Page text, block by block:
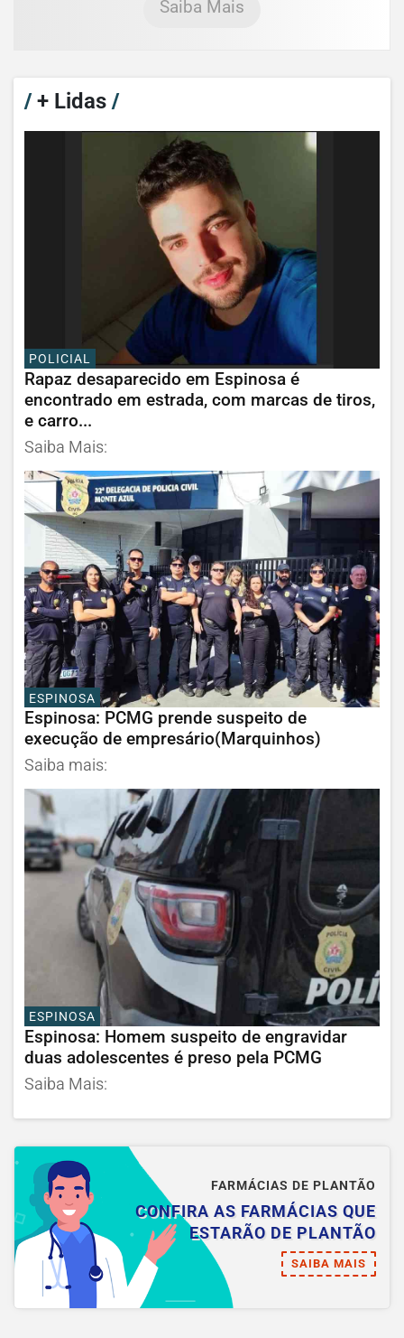
Saiba Mais
/+ Lidas /
POLICIAL
Rapaz desaparecido em Espinosa é
encontrado em estrada, com marcas de tiros,
e carro...
Saiba Mais:
ESPINOSA
Espinosa: PCMG prende suspeito de
execução de empresário(Marquinhos)
Saiba mais:
ESPINOSA
Espinosa: Homem suspeito de engravidar
duas adolescentes é preso pela PCMG
Saiba Mais:
FARMÁCIAS DE PLANTÃO
CONFIRA AS FARMÁCIAS QUE
ESTARÃO DE PLANTÃO
SAIBA MAIS